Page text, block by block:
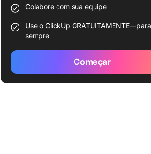
Colabore com sua equipe
Use o ClickUp GRATUITAMENTE—para
sempre
Começar